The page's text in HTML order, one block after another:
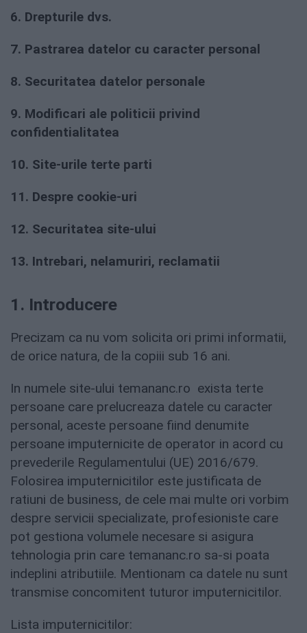
6. Drepturile dvs.
7. Pastrarea datelor cu caracter personal
8. Securitatea datelor personale
9. Modificari ale politicii privind
confidentialitatea
10. Site-urile terte parti
11. Despre cookie-uri
12. Securitatea site-ului
13. Intrebari, nelamuriri, reclamatii
1. Introducere
Precizam ca nu vom solicita ori primi informatii,
de orice natura, de la copiii sub 16 ani.
In numele site-ului temananc.ro exista terte
persoane care prelucreaza datele cu caracter
personal, aceste persoane fiind denumite
persoane imputernicite de operator in acord cu
prevederile Regulamentului (UE) 2016/679.
Folosirea imputernicitilor este justificata de
ratiuni de business, de cele mai multe ori vorbim
despre servicii specializate, profesioniste care
pot gestiona volumele necesare si asigura
tehnologia prin care temananc.ro sa-si poata
indeplini atributiile. Mentionam ca datele nu sunt
transmise concomitent tuturor imputernicitilor.
Lista imputernicitilor: